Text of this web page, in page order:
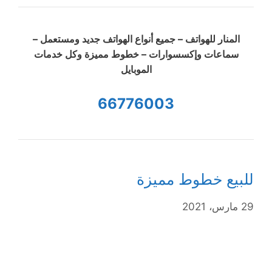
المنار للهواتف – جميع أنواع الهواتف جديد ومستعمل –
سماعات وإكسسوارات – خطوط مميزة وكل خدمات
الموبايل
66776003
للبيع خطوط مميزة
29 مارس، 2021